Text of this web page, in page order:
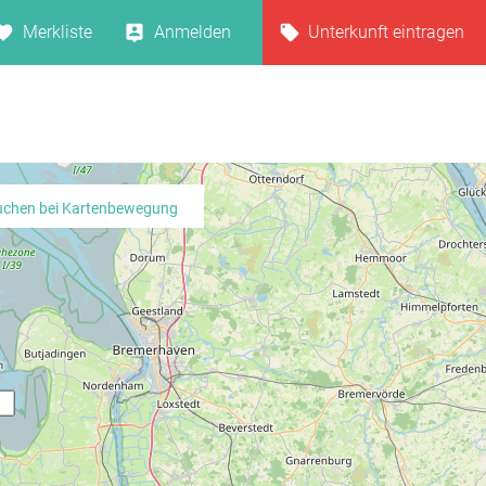
Merkliste Anmelden Unterkunft eintragen
bei Kartenbewegung